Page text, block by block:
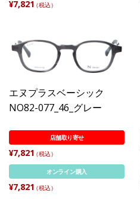
¥7,821 （税込）
エヌプラスベーシック
NO82-077_46_グレー
店舗取り寄せ
¥7,821 （税込）
オンライン購入
¥7,821 （税込）